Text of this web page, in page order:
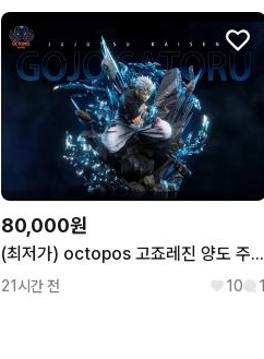
80,000원
(최저가) octopos 고죠레진 양도 주술회전레진 고죠레진 스쿠나레진
21시간 전 10 1